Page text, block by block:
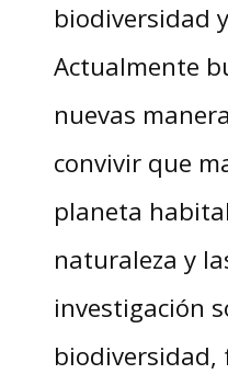
biodiversidad
Actualmente
nuevas
convivir que
planeta
naturaleza y
investigación